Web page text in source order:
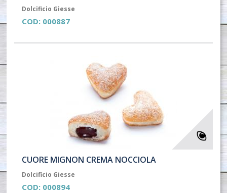
Dolcificio Giesse
COD: 000887
CUORE MIGNON CREMA NOCCIOLA
Dolcificio Giesse
COD: 000894